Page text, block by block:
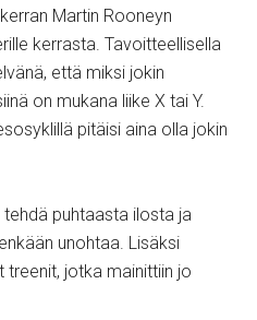
Martin Rooneyn
kerrasta. Tavoitteellisella
että miksi jokin
on mukana liike X tai Y.
pitäisi aina olla jokin
puhtaasta ilosta ja
unohtaa. Lisäksi
jotka mainittiin jo